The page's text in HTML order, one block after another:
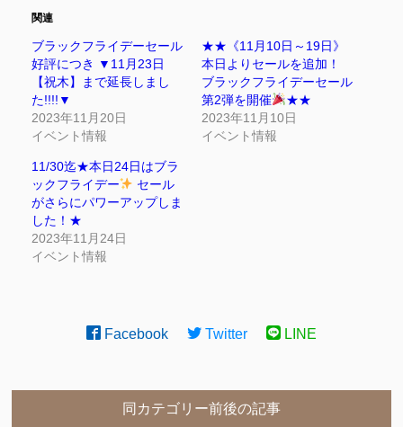
関連
ブラックフライデーセール
好評につき ▼11月23日
【祝木】まで延長しまし
た!!!!▼
2023年11月20日
イベント情報
★★《11月10日～19日》
本日よりセールを追加！
ブラックフライデーセール
第2弾を開催
★★
2023年11月10日
イベント情報
11/30迄★本日24日はブラ
ックフライデー
セール
がさらにパワーアップしま
した！★
2023年11月24日
イベント情報
Facebook Twitter LINE
同カテゴリー前後の記事